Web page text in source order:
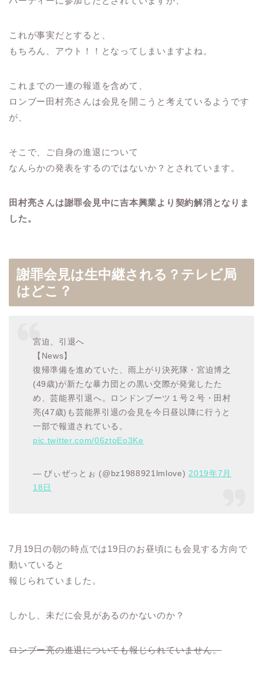
これが事実だとすると、
もちろん、アウト！！となってしまいますよね。
これまでの一連の報道を含めて、
ロンブー田村亮さんは会見を開こうと考えているようです
が、
そこで、ご自身の進退について
なんらかの発表をするのではないか？とされています。
田村亮さんは謝罪会見中に吉本興業より契約解消となりま
した。
謝罪会見は生中継される？テレビ局
はどこ？
宮迫、引退へ
【News】
復帰準備を進めていた、雨上がり決死隊・宮迫博之
(49歳)が新たな暴力団との黒い交際が発覚したた
め、芸能界引退へ。ロンドンブーツ１号２号・田村
亮(47歳)も芸能界引退の会見を今日昼以降に行うと
一部で報道されている。
pic.twitter.com/06ztoEo3Ke
— びぃぜっとぉ (@bz1988921lmlove) 2019年7月
18日
7月19日の朝の時点では19日のお昼頃にも会見する方向で
動いていると
報じられていました。
しかし、未だに会見があるのかないのか？
ロンブー亮の進退についても報じられていません。